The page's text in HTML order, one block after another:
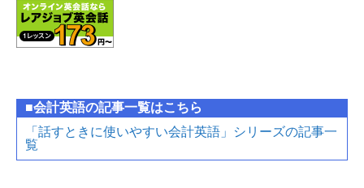
■会計英語の記事一覧はこちら
「話すときに使いやすい会計英語」シリーズの記事一
覧